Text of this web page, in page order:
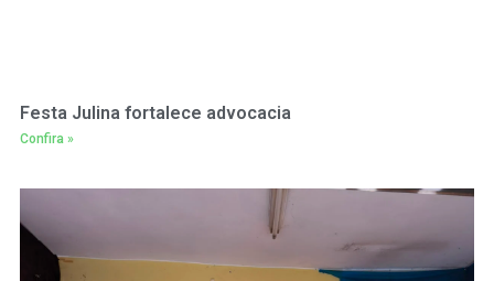
Festa Julina fortalece advocacia
Confira »